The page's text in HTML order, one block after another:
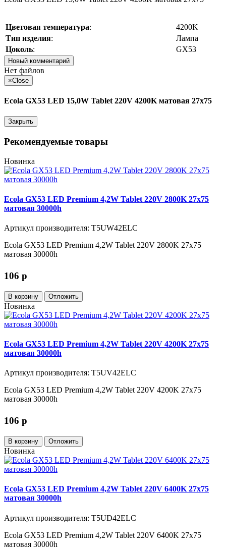
Цветовая температура:
4200K
Тип изделия:
Лампа
Цоколь: GX53
Новый комментарий
Нет файлов
×Close
Ecola GX53 LED 15,0W Tablet 220V 4200K матовая 27x75
Закрыть
Рекомендуемые товары
Новинка
Ecola GX53 LED Premium 4,2W Tablet 220V 2800K 27x75
матовая 30000h
Артикул производителя: T5UW42ELC
Ecola GX53 LED Premium 4,2W Tablet 220V 2800K 27x75
матовая 30000h
106 p
В корзину Отложить
Новинка
Ecola GX53 LED Premium 4,2W Tablet 220V 4200K 27x75
матовая 30000h
Артикул производителя: T5UV42ELC
Ecola GX53 LED Premium 4,2W Tablet 220V 4200K 27x75
матовая 30000h
106 p
В корзину Отложить
Новинка
Ecola GX53 LED Premium 4,2W Tablet 220V 6400K 27x75
матовая 30000h
Артикул производителя: T5UD42ELC
Ecola GX53 LED Premium 4,2W Tablet 220V 6400K 27x75
матовая 30000h